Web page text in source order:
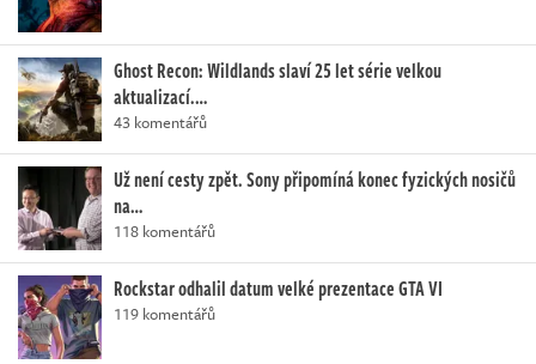
Ghost Recon: Wildlands slaví 25 let série velkou
aktualizací.…
43 komentářů
Už není cesty zpět. Sony připomíná konec fyzických nosičů
na…
118 komentářů
Rockstar odhalil datum velké prezentace GTA VI
119 komentářů